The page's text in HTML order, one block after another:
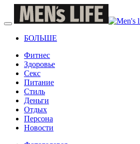
БОЛЬШЕ
Фитнес
Здоровье
Секс
Питание
Стиль
Деньги
Отдых
Персона
Новости